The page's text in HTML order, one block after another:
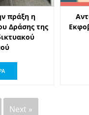
πράξη η
Δράσης της
Next »